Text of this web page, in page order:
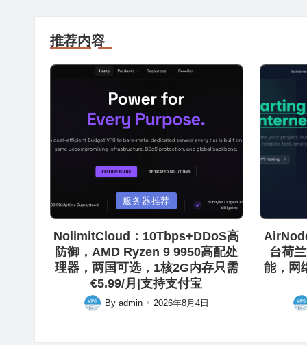
推荐内容
Posted
in
服务器推荐
NolimitCloud：10Tbps+DDoS高
防御，AMD Ryzen 9 9950高配处
理器，两国可选，1核2G内存只需
€5.99/月|支持支付宝
Posted
By admin 2026年8月4日
in
台荷
能，网